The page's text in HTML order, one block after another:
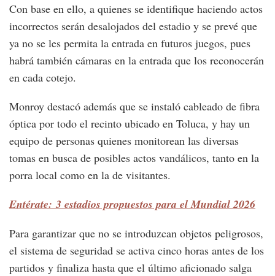
Con base en ello, a quienes se identifique haciendo actos
incorrectos serán desalojados del estadio y se prevé que
ya no se les permita la entrada en futuros juegos, pues
habrá también cámaras en la entrada que los reconocerán
en cada cotejo.
Monroy destacó además que se instaló cableado de fibra
óptica por todo el recinto ubicado en Toluca, y hay un
equipo de personas quienes monitorean las diversas
tomas en busca de posibles actos vandálicos, tanto en la
porra local como en la de visitantes.
Entérate: 3 estadios propuestos para el Mundial 2026
Para garantizar que no se introduzcan objetos peligrosos,
el sistema de seguridad se activa cinco horas antes de los
partidos y finaliza hasta que el último aficionado salga